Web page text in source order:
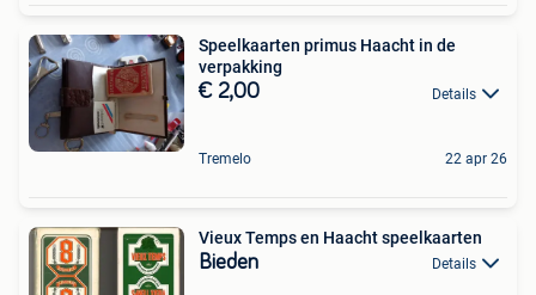
Speelkaarten primus Haacht in de
verpakking
€ 2,00 Details
Tremelo 22 apr 26
Vieux Temps en Haacht speelkaarten
Bieden Details